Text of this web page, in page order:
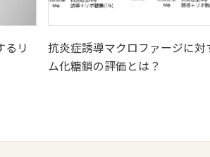
るリ
抗炎症誘導マクロファージに対
ム化糖鎖の評価とは？